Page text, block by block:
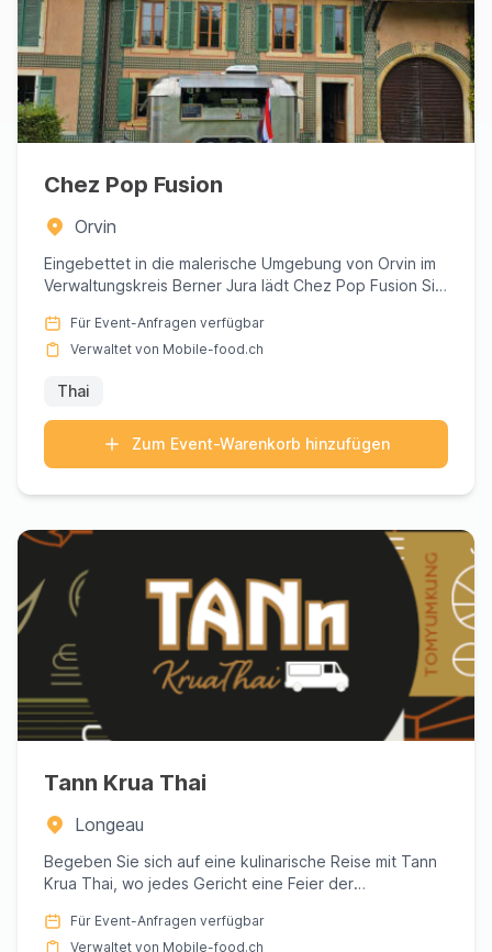
Chez Pop Fusion
Orvin
Eingebettet in die malerische Umgebung von Orvin im
Verwaltungskreis Berner Jura lädt Chez Pop Fusion Sie
Für Event-Anfragen verfügbar
Verwaltet von Mobile-food.ch
Thai
Zum Event-Warenkorb hinzufügen
Tann Krua Thai
Longeau
Begeben Sie sich auf eine kulinarische Reise mit Tann
Krua Thai, wo jedes Gericht eine Feier der
Für Event-Anfragen verfügbar
Verwaltet von Mobile-food.ch